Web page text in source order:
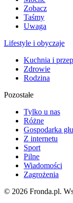
Zobacz
Taśmy
Uwaga
Lifestyle i obyczaje
Kuchnia i
Zdrowie
Rodzina
Pozostałe
Tylko u nas
Różne
Gospodarka
Z internetu
Sport
Pilne
Wiadomości
Zagrożenia
© 2026 Fronda.pl.